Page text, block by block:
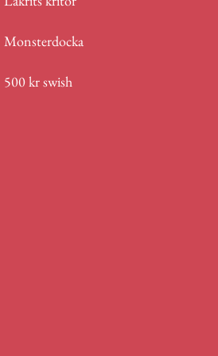
Monsterdocka
500 kr swish